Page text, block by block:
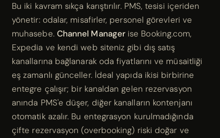
Bu iki kavram sıkça karıştırılır. PMS, tesisi içeriden
yönetir: odalar, misafirler, personel görevleri ve
muhasebe. Channel Manager ise Booking.com,
Expedia ve kendi web siteniz gibi dış satış
kanallarına bağlanarak oda fiyatlarını ve müsaitliği
eş zamanlı günceller. İdeal yapıda ikisi birbirine
entegre çalışır; bir kanaldan gelen rezervasyon
anında PMS'e düşer, diğer kanalların kontenjanı
otomatik azalır. Bu entegrasyon kurulmadığında
çifte rezervasyon (overbooking) riski doğar ve